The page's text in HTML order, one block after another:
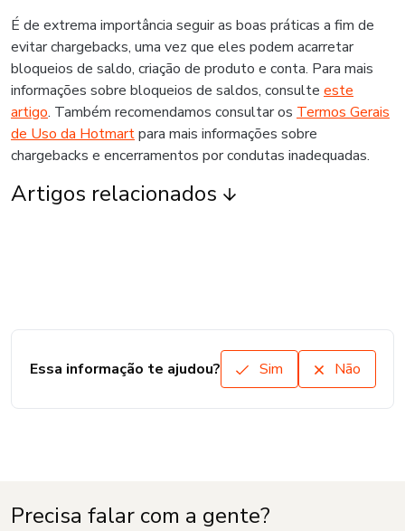
É de extrema importância seguir as boas práticas a fim de
evitar chargebacks, uma vez que eles podem acarretar
bloqueios de saldo, criação de produto e conta. Para mais
informações sobre bloqueios de saldos, consulte este
artigo. Também recomendamos consultar os Termos Gerais
de Uso da Hotmartpara mais informações sobre
chargebacks e encerramentos por condutas inadequadas.
Artigos relacionados
Essa informação te ajudou? Sim Não
Precisa falar com a gente?